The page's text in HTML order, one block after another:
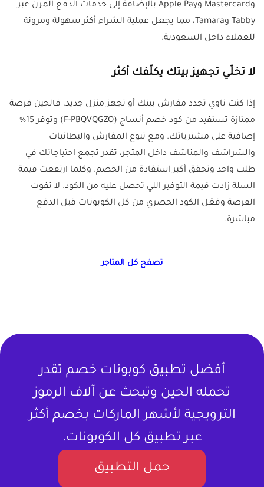
وMastercard وApple Pay بالإضافة إلى خدمات الدفع المرن عبر
Tabby وTamara، مما يجعل عملية الشراء أكثر سهولة ومرونة
للعملاء داخل السعودية.
لا تخلّي تجهيز بيتك يكلّفك أكثر
إذا كنت ناوي تجدد مفارش بيتك أو تجهز منزل جديد، فالحين فرصة
ممتازة تستفيد من كود خصم أنساج (F-PBQVQGZO) وتوفر 15%
إضافية على مشترياتك. ومع تنوع المفارش والبطانيات
والشراشف والمناشف داخل المتجر، تقدر تجمع احتياجاتك في
طلب واحد وتحقق أكبر استفادة من الخصم. وكلما ارتفعت قيمة
السلة زادت قيمة التوفير اللي تحصل عليه من الكود. لا تفوت
الفرصة وفعّل الكود الحصري من كل الكوبونات قبل الدفع
مباشرة.
تصفح كل المتاجر
أفضل تطبيق كوبونات خصم تقدر
تحمله الحين وتبحث عن آلاف الرموز
الترويجية لأشهر الماركات بخصم أكثر
عبر تطبيق كل الكوبونات.
حمل التطبيق